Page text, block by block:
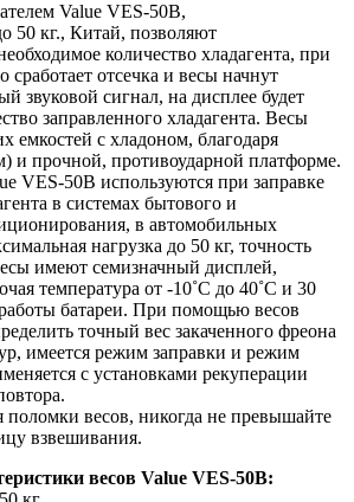
Value VES-50B,
50 кг., Китай, позволяют
количество хладагента, при
сработает отсечка и весы начнут
звуковой сигнал, на дисплее будет
заправленного хладагента. Весы
емкостей с хладоном, благодаря
и прочной, противоударной платформе.
VES-50B используются при заправке
в системах бытового и
в автомобильных
нагрузка до 50 кг, точность
имеют семизначный дисплей,
температура от -10˚С до 40˚С и 30
батареи. При помощью весов
точный вес закаченного фреона
имеется режим заправки и режим
с установками рекуперации
поломки весов, никогда не превышайте
взвешивания.
весов Value VES-50B: